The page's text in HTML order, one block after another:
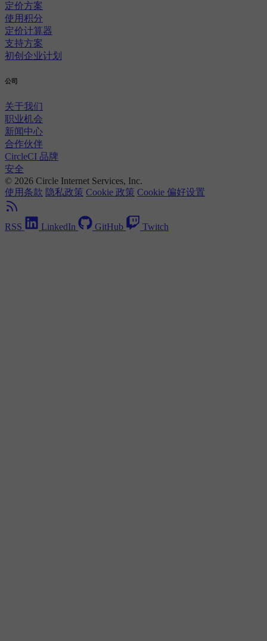
定价方案
使用积分
定价计算器
支持方案
初创企业计划
公司
关于我们
职业机会
新闻中心
合作伙伴
CircleCI 品牌
安全
© 2026 Circle Internet Services, Inc.
使用条款 隐私政策 Cookie 政策 Cookie 偏好设置
RSS LinkedIn GitHub Twitch